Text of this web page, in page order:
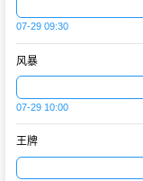
07-29 09:30
风暴
07-29 10:00
王牌